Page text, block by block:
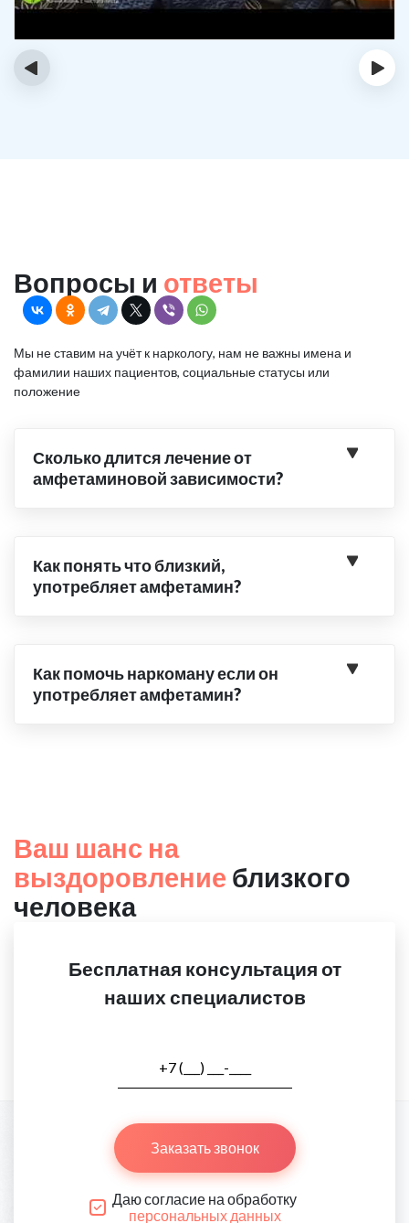
‹ ›
Вопросы и ответы
Мы не ставим на учёт к наркологу, нам не важны имена и
фамилии наших пациентов, социальные статусы или
положение
Сколько длится лечение от
амфетаминовой зависимости?
Как понять что близкий,
употребляет амфетамин?
Как помочь наркоману если он
употребляет амфетамин?
Ваш шанс на
выздоровление близкого
человека
Бесплатная консультация от
наших специалистов
Заказать звонок
Даю согласие на обработку
персональных данных